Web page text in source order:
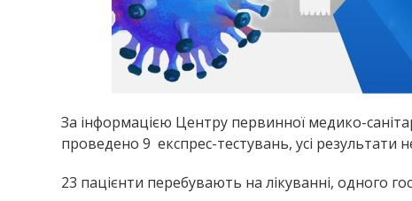
За інформацією Центру первинної медико-
проведено 9 експрес-тестувань, усі результати
23 пацієнти перебувають на лікуванні, одного